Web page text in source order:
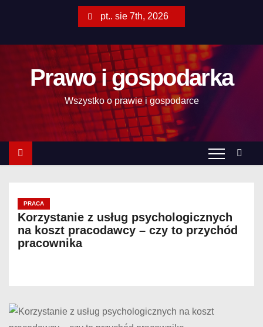
pt.. sie 7th, 2026
Prawo i gospodarka
Wszystko o prawie i gospodarce
PRACA
Korzystanie z usług psychologicznych
na koszt pracodawcy – czy to przychód
pracownika